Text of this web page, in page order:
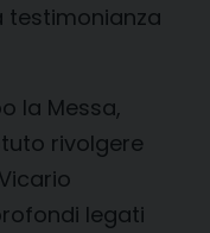
testimonianza
la Messa,
rivolgere
legati